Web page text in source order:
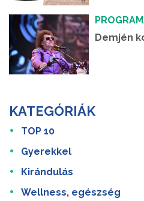
Demjén
KATEGÓRIÁK
TOP 10
Gyerekkel
Kirándulás
Wellness, egészség